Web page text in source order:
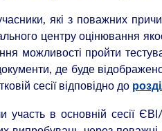
які з поважних
центру оцінювання
можливості пройти
де буде
сесії відповідно до
участь в основній сесії